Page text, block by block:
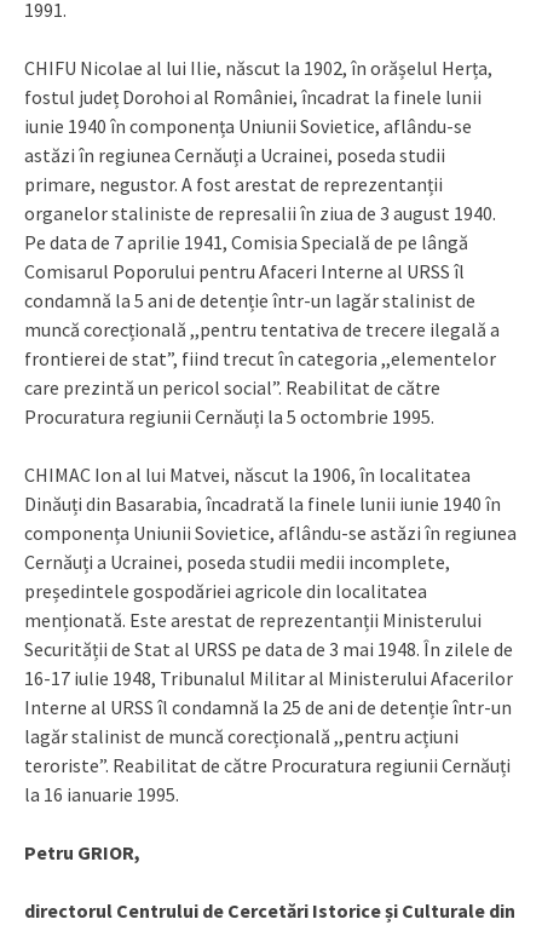
1991.
CHIFU Nicolae al lui Ilie, născut la 1902, în orășelul Herța,
fostul județ Dorohoi al României, încadrat la finele lunii
iunie 1940 în componența Uniunii Sovietice, aflându-se
astăzi în regiunea Cernăuți a Ucrainei, poseda studii
primare, negustor. A fost arestat de reprezentanții
organelor staliniste de represalii în ziua de 3 august 1940.
Pe data de 7 aprilie 1941, Comisia Specială de pe lângă
Comisarul Poporului pentru Afaceri Interne al URSS îl
condamnă la 5 ani de detenție într-un lagăr stalinist de
muncă corecțională ,,pentru tentativa de trecere ilegală a
frontierei de stat”, fiind trecut în categoria ,,elementelor
care prezintă un pericol social”. Reabilitat de către
Procuratura regiunii Cernăuți la 5 octombrie 1995.
CHIMAC Ion al lui Matvei, născut la 1906, în localitatea
Dinăuți din Basarabia, încadrată la finele lunii iunie 1940 în
componența Uniunii Sovietice, aflându-se astăzi în regiunea
Cernăuți a Ucrainei, poseda studii medii incomplete,
președintele gospodăriei agricole din localitatea
menționată. Este arestat de reprezentanții Ministerului
Securității de Stat al URSS pe data de 3 mai 1948. În zilele de
16-17 iulie 1948, Tribunalul Militar al Ministerului Afacerilor
Interne al URSS îl condamnă la 25 de ani de detenție într-un
lagăr stalinist de muncă corecțională ,,pentru acțiuni
teroriste”. Reabilitat de către Procuratura regiunii Cernăuți
la 16 ianuarie 1995.
Petru GRIOR,
directorul Centrului de Cercetări Istorice și Culturale din